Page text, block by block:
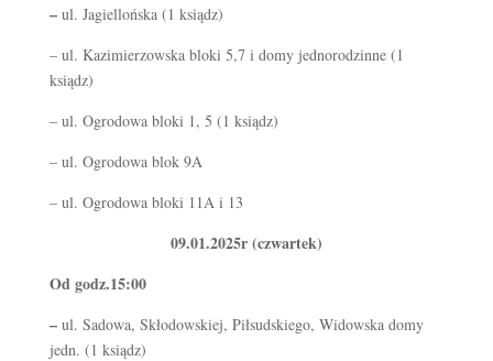
– ul. Jagiellońska (1 ksiądz)
– ul. Kazimierzowska bloki 5,7 i domy jednorodzinne (1
ksiądz)
– ul. Ogrodowa bloki 1, 5 (1 ksiądz)
– ul. Ogrodowa blok 9A
– ul. Ogrodowa bloki 11A i 13
09.01.2025r (czwartek)
Od godz.15:00
–ul. Sadowa, Skłodowskiej, Piłsudskiego, Widowska domy
jedn. (1 ksiądz)